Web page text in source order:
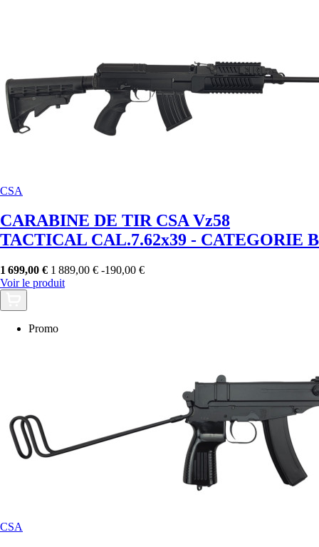
CSA
CARABINE DE TIR CSA Vz58
TACTICAL CAL.7.62x39 - CATEGORIE B
1 699,00 € 1 889,00 € -190,00 €
Voir le produit
Promo
CSA